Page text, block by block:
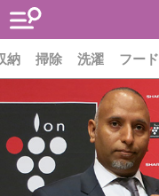
納 掃除 洗濯 フード